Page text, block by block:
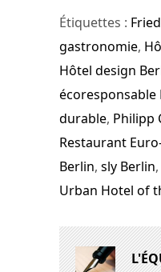
Étiquettes :
gastronomie,
Hôtel design
écoresponsable
durable, Philipp
Restaurant
Berlin, sly Berlin,
Urban Hotel of